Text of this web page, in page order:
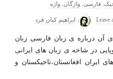
, فارسی, واژگان, واژه‌
Leave ابراهیم کیان فرد
آن درباره ی زبان فارسی زبان
در شاخه ی زبان های ایرانی
افغانستان،تاجیکستان و